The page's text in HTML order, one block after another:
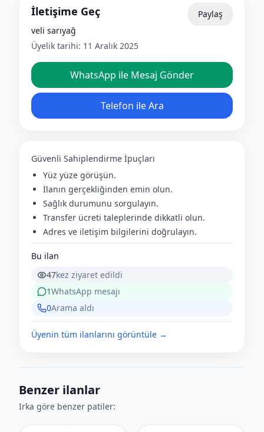
İletişime Geç
veli sarıyağ
Üyelik tarihi: 11 Aralık 2025
Paylaş
WhatsApp ile Mesaj Gönder
Telefon ile Ara
Güvenli Sahiplendirme İpuçları
Yüz yüze görüşün.
İlanın gerçekliğinden emin olun.
Sağlık durumunu sorgulayın.
Transfer ücreti taleplerinde dikkatli olun.
Adres ve iletişim bilgilerini doğrulayın.
Bu ilan
47kez ziyaret edildi
1WhatsApp mesajı
0Arama aldı
Üyenin tüm ilanlarını görüntüle →
Benzer ilanlar
Irka göre benzer patiler: